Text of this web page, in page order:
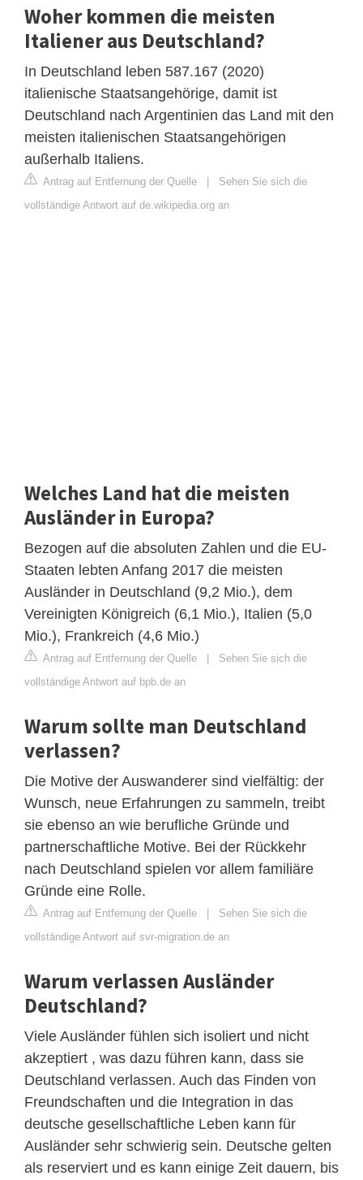
Woher kommen die meisten
Italiener aus Deutschland?
In Deutschland leben 587.167 (2020)
italienische Staatsangehörige, damit ist
Deutschland nach Argentinien das Land mit den
meisten italienischen Staatsangehörigen
außerhalb Italiens.
Antrag auf Entfernung der Quelle | Sehen Sie sich die
vollständige Antwort auf de.wikipedia.org an
Welches Land hat die meisten
Ausländer in Europa?
Bezogen auf die absoluten Zahlen und die EU-
Staaten lebten Anfang 2017 die meisten
Ausländer in Deutschland (9,2 Mio.), dem
Vereinigten Königreich (6,1 Mio.), Italien (5,0
Mio.), Frankreich (4,6 Mio.)
Antrag auf Entfernung der Quelle | Sehen Sie sich die
vollständige Antwort auf bpb.de an
Warum sollte man Deutschland
verlassen?
Die Motive der Auswanderer sind vielfältig: der
Wunsch, neue Erfahrungen zu sammeln, treibt
sie ebenso an wie berufliche Gründe und
partnerschaftliche Motive. Bei der Rückkehr
nach Deutschland spielen vor allem familiäre
Gründe eine Rolle.
Antrag auf Entfernung der Quelle | Sehen Sie sich die
vollständige Antwort auf svr-migration.de an
Warum verlassen Ausländer
Deutschland?
Viele Ausländer fühlen sich isoliert und nicht
akzeptiert , was dazu führen kann, dass sie
Deutschland verlassen. Auch das Finden von
Freundschaften und die Integration in das
deutsche gesellschaftliche Leben kann für
Ausländer sehr schwierig sein. Deutsche gelten
als reserviert und es kann einige Zeit dauern, bis